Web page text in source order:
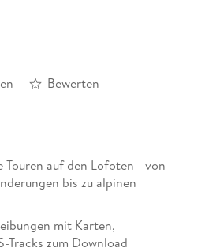
Bewerten
Touren auf den Lofoten - von
bis zu alpinen
mit Karten,
Tracks zum Download